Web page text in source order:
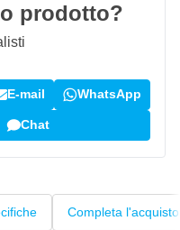
prodotto?
E-mail WhatsApp
Chat
Completa l'acquisto